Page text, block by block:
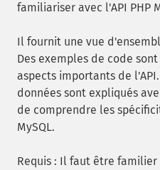
familiariser avec l'API PHP
Il fournit une vue
Des exemples de code
aspects importants de
données sont expliqués
de comprendre les
MySQL.
Requis : Il faut être